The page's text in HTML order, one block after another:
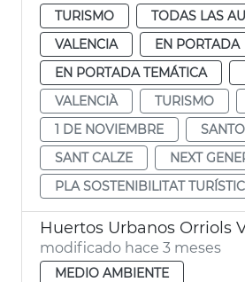
TURISMO
TODAS LAS
VALENCIA
EN PORTADA
EN PORTADA TEMÁTICA
VALENCIÀ
TURISMO
1 DE NOVIEMBRE
SANT CALZE
NEXT
PLA SOSTENIBILITAT
Huertos Urbanos Orriols
modificado hace 3 meses
MEDIO AMBIENTE